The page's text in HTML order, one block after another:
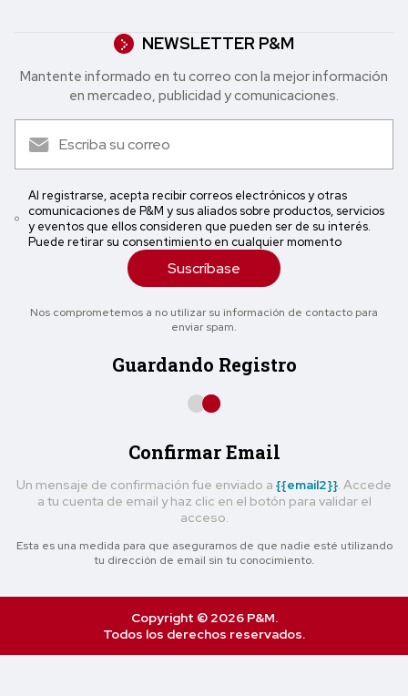
NEWSLETTER P&M
Mantente informado en tu correo con la mejor in formación
en mercadeo, publicidad y comunicaciones.
Al registrarse, acepta recibir correos electrónicos y otras
comunicaciones de P&M y sus aliados sobre productos, servicios
y eventos que ellos consideren que pueden ser de su interés.
Puede retirar su consentimiento en cualquier momento
Suscríbase
Nos comprometemos a no utilizar su información de contacto para
enviar spam.
Guardando Registro
Confirmar Email
Un mensaje de confirmación fue enviado a {{email2}} . Accede
a tu cuenta de email y haz clic en el botón para validar el
acceso.
Esta es una medida para que asegurarnos de que nadie esté utilizando
tu dirección de email sin tu conocimiento.
Copyright © 2026 P&M.
Todos los derechos reservados.